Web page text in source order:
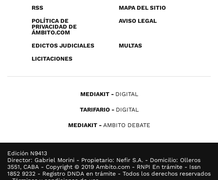
RSS
MAPA DEL SITIO
POLÍTICA DE
PRIVACIDAD DE
ÁMBITO.COM
AVISO LEGAL
EDICTOS JUDICIALES
MULTAS
LICITACIONES
MEDIAKIT DIGITAL
TARIFARIO DIGITAL
MEDIAKIT AMBITO DEBATE
Edición N9413
Director: Gabriel Morini - Propietario: Nefir S.A. - Domicilio: Olleros
3551, CABA - Copyright © 2019 Ambito.com - RNPI En trámite - Issn
1852 9232 - Registro DNDA en trámite - Todos los derechos reservados